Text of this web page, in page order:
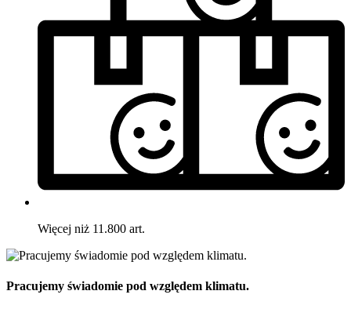
Więcej niż 11.800 art.
Pracujemy świadomie pod względem klimatu.